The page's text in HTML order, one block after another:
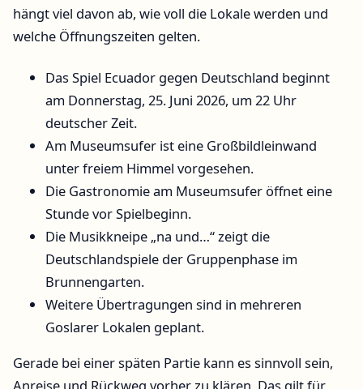
hängt viel davon ab, wie voll die Lokale werden und
welche Öffnungszeiten gelten.
Das Spiel Ecuador gegen Deutschland beginnt
am Donnerstag, 25. Juni 2026, um 22 Uhr
deutscher Zeit.
Am Museumsufer ist eine Großbildleinwand
unter freiem Himmel vorgesehen.
Die Gastronomie am Museumsufer öffnet eine
Stunde vor Spielbeginn.
Die Musikkneipe „na und…“ zeigt die
Deutschlandspiele der Gruppenphase im
Brunnengarten.
Weitere Übertragungen sind in mehreren
Goslarer Lokalen geplant.
Gerade bei einer späten Partie kann es sinnvoll sein,